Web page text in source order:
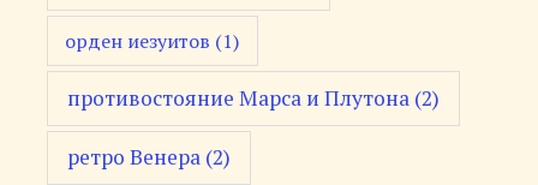
орден иезуитов (1)
противостояние Марса и Плутона(2)
ретро Венера(2)